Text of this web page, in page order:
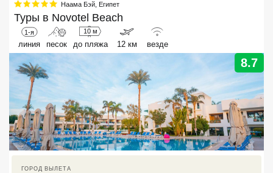
Наама Бэй, Египет
Туры в Novotel Beach
1-я
линия песок
10 м
до пляжа 12 км везде
8.7
ГОРОД ВЫЛЕТА
Южный Гоа
Занзибар
Абхазия
Большой Сочи
Кав Мин Воды
Экскурсионные туры